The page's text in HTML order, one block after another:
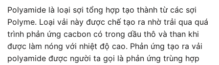
Polyamide là loại sợi tổng hợp tạo thành từ các sợi
Polyme. Loại vải này được chế tạo ra nhờ trải qua quá
trình phản ứng cacbon có trong dầu thô và than khi
được làm nóng với nhiệt độ cao. Phản ứng tạo ra vải
polyamide được người ta gọi là phản ứng trùng hợp